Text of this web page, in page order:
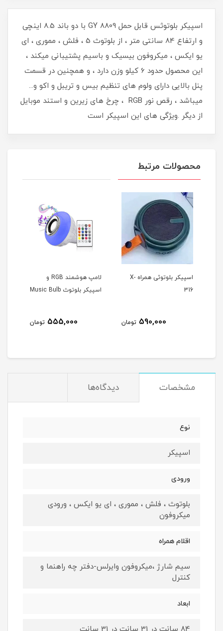
اسپیکر بلوتوثس قابل حمل GY 8809 با دو باند 8.5 اینچی
و ارتفاع 84 سانتی متر ، از بلوتوث 5 ، فلش ، مموری ، ای
یو ایکس ، میکروفون بیسیک و باسیم پشتیبانی میکند ،
این محصول حدود 6 کیلو وزن دارد ، و همچنین در قسمت
پنل بالایی دارای ولوم های تنظیم بیس و تریبل و اکو و...
میباشد ، رقص نور RGB ، چرخ های زیرین و استند موبایل
از دیگر .ویژگی های این اسپیکر است
محصولات مرتبط
اسپیکر بلوتوثی همراه X-
316
590,000 تومان
لامپ هوشمند RGB و
اسپیکر بلوتوث Music Bulb
555,000 تومان
مشخصات دیدگاه‌ها
نوع
اسپیکر
ورودی
بلوتوث ، فلش ، مموری ، ای یو ایکس ، ورودی
میکروفون
اقلام همراه
سیم شارژ ،میکروفون وایرلس-دفتر چه راهنما و
کنترل
ابعاد